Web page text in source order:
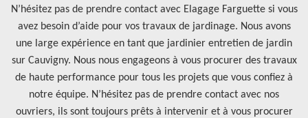
N’hésitez pas de prendre contact avec Elagage Farguette si vous
avez besoin d’aide pour vos travaux de jardinage. Nous avons
une large expérience en tant que jardinier entretien de jardin
sur Cauvigny. Nous nous engageons à vous procurer des travaux
de haute performance pour tous les projets que vous confiez à
notre équipe. N’hésitez pas de prendre contact avec nos
ouvriers, ils sont toujours prêts à intervenir et à vous procurer